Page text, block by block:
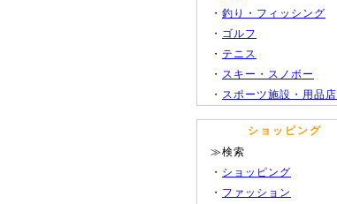
・ 釣り・フィッシング
・ ゴルフ
・ テニス
・ スキー・スノボー
・ スポーツ施設・用品店
ショッピング
≫検索
・ ショッピング
・ ファッション